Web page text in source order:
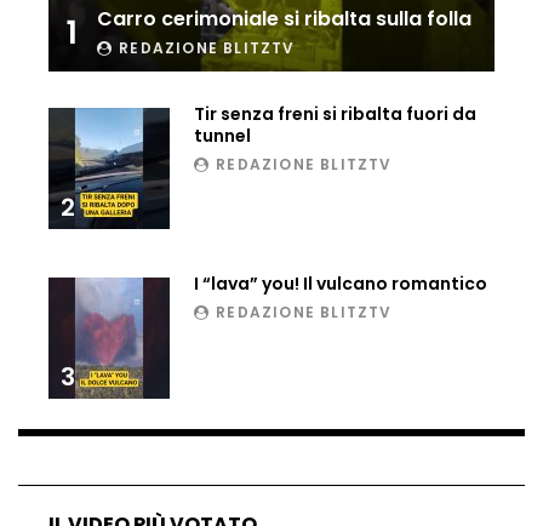
durante la corsa
Rio de Janeiro, scena hot in spiaggia
finisce male
Reazione brutale sulla neve: ragazzino
massacrato
1 Carro cerimoniale si ribalta sulla folla
REDAZIONE BLITZTV
2
Tir senza freni si ribalta fuori da
tunnel
REDAZIONE BLITZTV
3
I “lava” you! Il vulcano romantico
REDAZIONE BLITZTV